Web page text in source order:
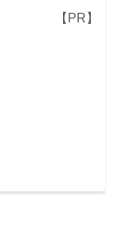
【PR】